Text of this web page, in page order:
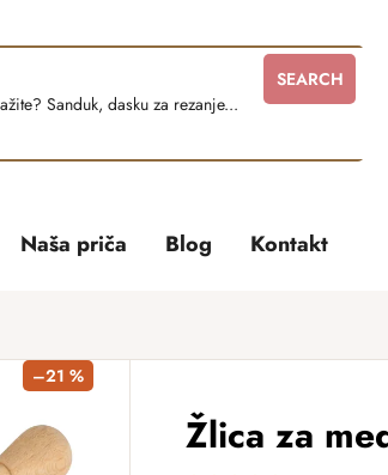
SEARCH
Naša priča Blog Kontakt
Žlica za
–21 %